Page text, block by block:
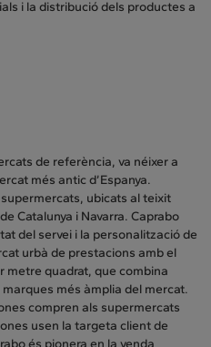
i la distribució dels productes a
de referència, va néixer a
més antic d’Espanya.
ubicats al teixit
Catalunya i Navarra. Caprabo
del servei i la personalització de
urbà de prestacions amb el
metre quadrat, que combina
més àmplia del mercat.
compren als supermercats
usen la targeta client de
és pionera en la venda